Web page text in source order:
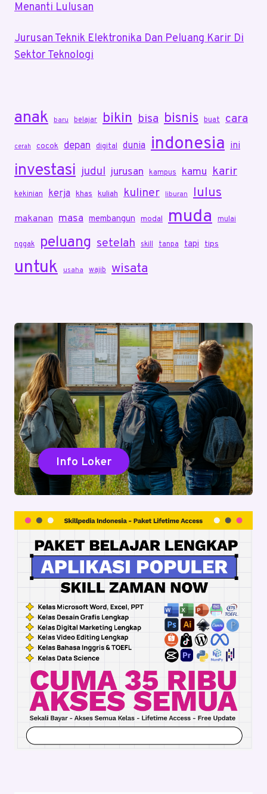
Menanti Lulusan
Jurusan Teknik Elektronika Dan Peluang Karir Di
Sektor Teknologi
anak baru belajar bikin bisa bisnis buat cara
cerah cocok depan digital dunia indonesia ini
investasi judul jurusan kampus kamu karir
kekinian kerja khas kuliah kuliner liburan lulus
makanan masa membangun modal muda mulai
nggak peluang setelah skill tanpa tapi tips
untuk usaha wajib wisata
Info Loker